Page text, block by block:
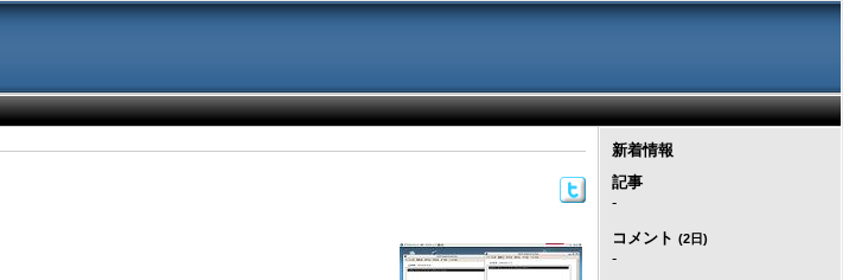
新着情報
記事
-
コメント (2日)
-